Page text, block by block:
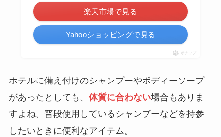
楽天市場で見る
Yahooショッピングで見る
ポチップ
ホテルに備え付けのシャンプーやボディーソープ
があったとしても、 体質に合わない場合もありま
すよね。普段使用しているシャンプーなどを持参
したいときに便利なアイテム。